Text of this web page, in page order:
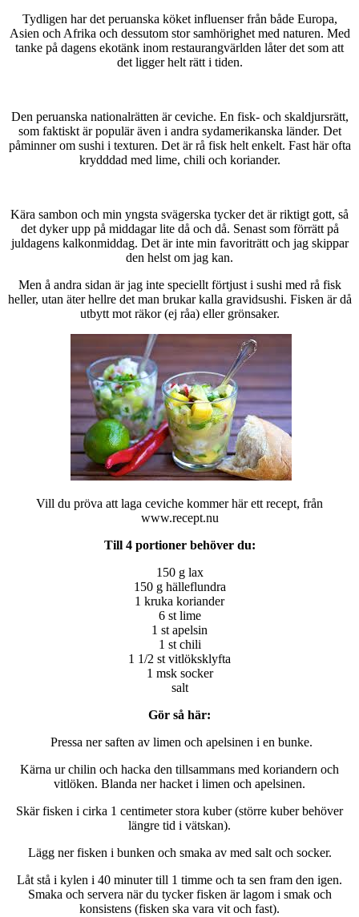
Tydligen har det peruanska köket influenser från både Europa,
Asien och Afrika och dessutom stor samhörighet med naturen. Med
tanke på dagens ekotänk inom restaurangvärlden låter det som att
det ligger helt rätt i tiden.
Den peruanska nationalrätten är ceviche. En fisk- och skaldjursrätt,
som faktiskt är populär även i andra sydamerikanska länder. Det
påminner om sushi i texturen. Det är rå fisk helt enkelt. Fast här ofta
krydddad med lime, chili och koriander.
Kära sambon och min yngsta svägerska tycker det är riktigt gott, så
det dyker upp på middagar lite då och då. Senast som förrätt på
juldagens kalkonmiddag. Det är inte min favoriträtt och jag skippar
den helst om jag kan.
Men å andra sidan är jag inte speciellt förtjust i sushi med rå fisk
heller, utan äter hellre det man brukar kalla gravidsushi. Fisken är då
utbytt mot räkor (ej råa) eller grönsaker.
Vill du pröva att laga ceviche kommer här ett recept, från
www.recept.nu
Till 4 portioner behöver du:
150 g lax
150 g hälleflundra
1 kruka koriander
6 st lime
1 st apelsin
1 st chili
1 1/2 st vitlöksklyfta
1 msk socker
salt
Gör så här:
Pressa ner saften av limen och apelsinen i en bunke.
Kärna ur chilin och hacka den tillsammans med koriandern och
vitlöken. Blanda ner hacket i limen och apelsinen.
Skär fisken i cirka 1 centimeter stora kuber (större kuber behöver
längre tid i vätskan).
Lägg ner fisken i bunken och smaka av med salt och socker.
Låt stå i kylen i 40 minuter till 1 timme och ta sen fram den igen.
Smaka och servera när du tycker fisken är lagom i smak och
konsistens (fisken ska vara vit och fast).